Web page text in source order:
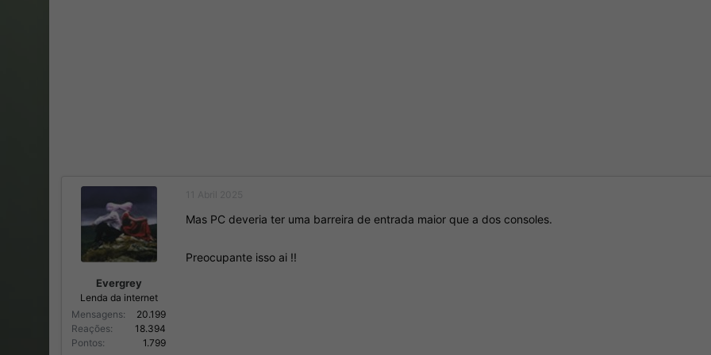
Evergrey
Lenda da internet
Mensagens
20.199
Reações
18.394
Pontos
1.799
Mas PC deveria ter uma barreira de entrada maior que a dos consoles.
Preocupante isso ai !!